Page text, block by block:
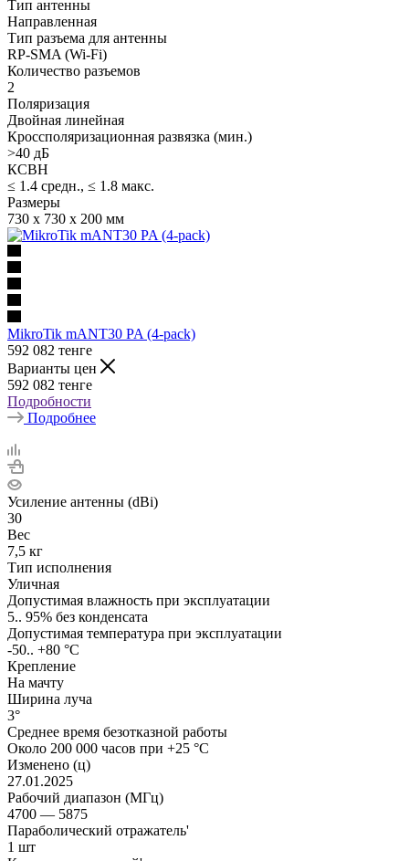
Тип антенны
Направленная
Тип разъема для антенны
RP-SMA (Wi-Fi)
Количество разъемов
2
Поляризация
Двойная линейная
Кроссполяризационная развязка (мин.)
>40 дБ
КСВН
≤ 1.4 средн., ≤ 1.8 макс.
Размеры
730 x 730 x 200 мм
MikroTik mANT30 PA (4-pack)
592 082 тенге
Варианты цен
592 082 тенге
Подробности
Подробнее
Усиление антенны (dBi)
30
Вес
7,5 кг
Тип исполнения
Уличная
Допустимая влажность при эксплуатации
5.. 95% без конденсата
Допустимая температура при эксплуатации
-50.. +80 °C
Крепление
На мачту
Ширина луча
3°
Среднее время безотказной работы
Около 200 000 часов при +25 °C
Изменено (ц)
27.01.2025
Рабочий диапазон (МГц)
4700 — 5875
Параболический отражатель'
1 шт